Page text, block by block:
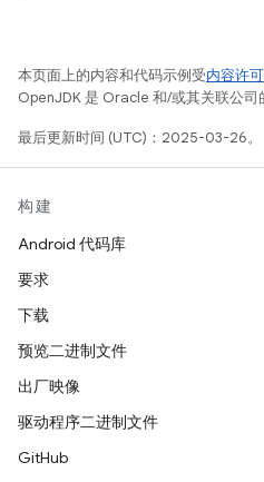
本页面上的内容和代码示例受内容许可
OpenJDK 是 Oracle 和/或其关联公司
最后更新时间 (UTC)：2025-03-26。
构建
Android 代码库
要求
下载
预览二进制文件
出厂映像
驱动程序二进制文件
GitHub